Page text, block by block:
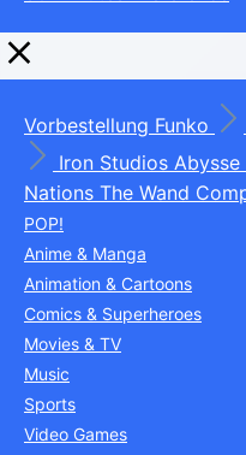
Vorbestellung Funko
Iron Studios Abysse
Nations The Wand
POP!
Anime & Manga
Animation & Cartoons
Comics & Superheroes
Movies & TV
Music
Sports
Video Games